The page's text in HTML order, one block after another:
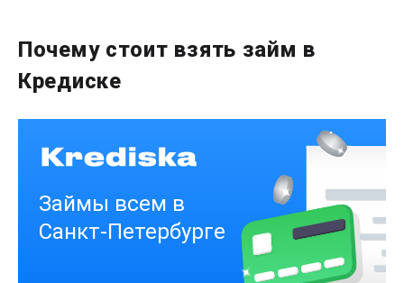
Сумма
Получить
Почему стоит взять займ в
Кредиске